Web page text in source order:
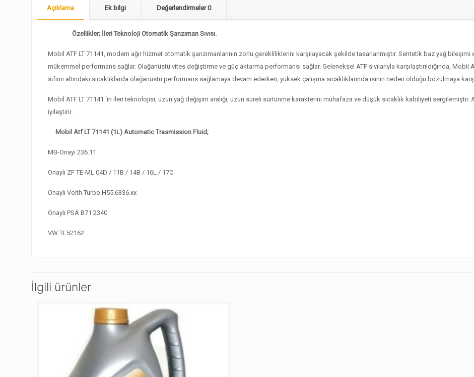
Açıklama Ek bilgi Değerlendirmeler0
Özellikler; İleri Teknoloji Otomatik Şanzıman Sıvısı.
Mobil ATF LT 71141, modern ağır hizmet otomatik şanzımanlarının zorlu gerekliliklerini karşılayacak şekilde tasarlanmıştır. Sentetik baz yağ bileşimi
mükemmel performans sağlar. Olağanüstü vites değiştirme ve güç aktarma performansı sağlar. Geleneksel ATF sıvılarıyla karşılaştırıldığında, Mobil
sıfırın altındaki sıcaklıklarda olağanüstü performans sağlamaya devam ederken, yüksek çalışma sıcaklıklarında ısının neden olduğu bozulmaya
Mobil ATF LT 71141 ‘in ileri teknolojisi, uzun yağ değişim aralığı, uzun süreli sürtünme karakterini muhafaza ve düşük sıcaklık kabiliyeti sergilemiştir.
iyileştirir.
Mobil Atf LT 71141 (1L) Automatic Trasmission Fluid;
MB-Onayı 236.11
Onaylı ZF TE-ML 04D / 11B / 14B / 16L / 17C
Onaylı Voith Turbo H55.6336.xx
Onaylı PSA B71 2340
VW TL52162
İlgili ürünler